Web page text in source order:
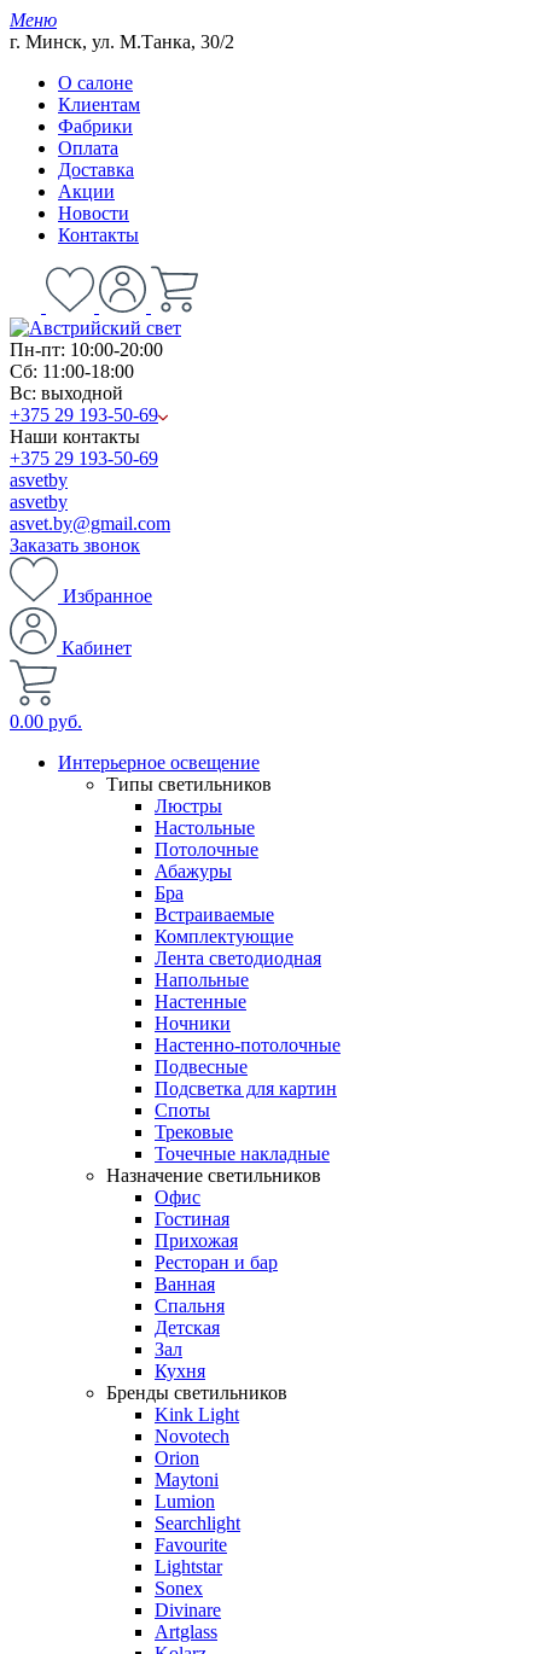
Меню
г. Минск, ул. М.Танка, 30/2
О салоне
Клиентам
Фабрики
Оплата
Доставка
Акции
Новости
Контакты
Пн-пт: 10:00-20:00
Сб: 11:00-18:00
Вс: выходной
+375 29 193-50-69
Наши контакты
+375 29 193-50-69
asvetby
asvetby
asvet.by@gmail.com
Заказать звонок
Избранное
Кабинет
0.00 руб.
Интерьерное освещение
Типы светильников
Люстры
Настольные
Потолочные
Абажуры
Бра
Встраиваемые
Комплектующие
Лента светодиодная
Напольные
Настенные
Ночники
Настенно-потолочные
Подвесные
Подсветка для картин
Споты
Трековые
Точечные накладные
Назначение светильников
Офис
Гостиная
Прихожая
Ресторан и бар
Ванная
Спальня
Детская
Зал
Кухня
Бренды светильников
Kink Light
Novotech
Orion
Maytoni
Lumion
Searchlight
Favourite
Lightstar
Sonex
Divinare
Artglass